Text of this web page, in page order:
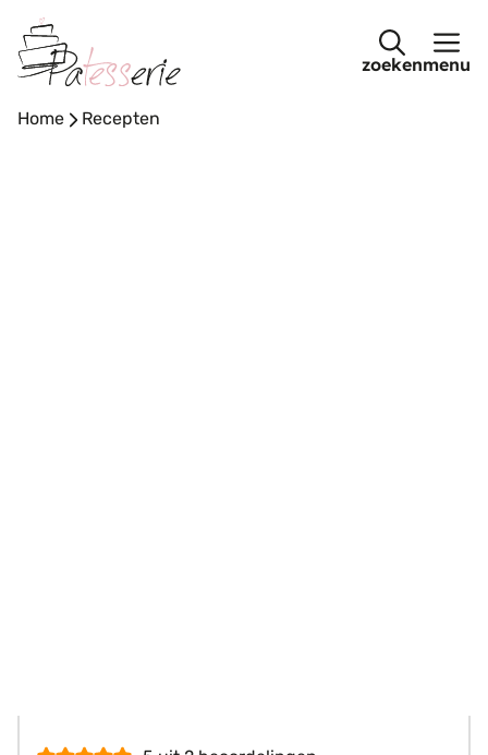
naar
de
menu
Home - Recepten